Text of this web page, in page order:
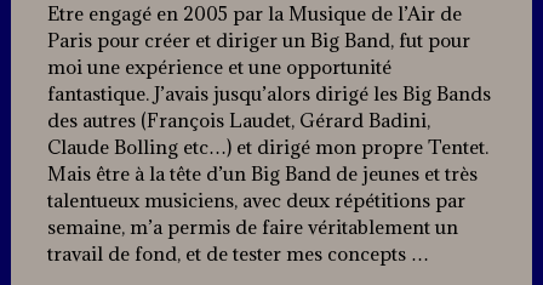
Etre engagé en 2005 par la Musique de l’Air de
Paris pour créer et diriger un Big Band, fut pour
moi une expérience et une opportunité
fantastique. J’avais jusqu’alors dirigé les Big Bands
des autres (François Laudet, Gérard Badini,
Claude Bolling etc…) et dirigé mon propre Tentet.
Mais être à la tête d’un Big Band de jeunes et très
talentueux musiciens, avec deux répétitions par
semaine, m’a permis de faire véritablement un
travail de fond, et de tester mes concepts …